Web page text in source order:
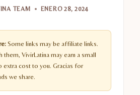
TEAM ENERO 28, 2024
Some links may be affiliate links.
them, VivirLatina may earn a small
extra cost to you. Gracias for
we share.